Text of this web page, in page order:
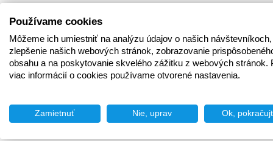
Používame cookies
Môžeme ich umiestniť na analýzu údajov o našich
zlepšenie našich webových stránok, zobrazovanie
obsahu a na poskytovanie skvelého zážitku z webových stránok.
viac informácií o cookies používame otvorené nastavenia.
Zamietnuť Nie, uprav Ok,